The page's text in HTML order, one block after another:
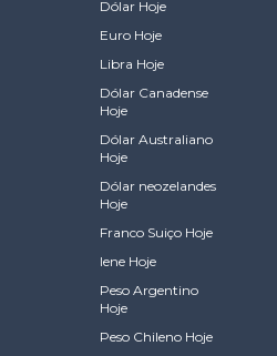
Dólar Hoje
Euro Hoje
Libra Hoje
Dólar Canadense
Hoje
Dólar Australiano
Hoje
Dólar neozelandes
Hoje
Franco Suiço Hoje
Iene Hoje
Peso Argentino
Hoje
Peso Chileno Hoje